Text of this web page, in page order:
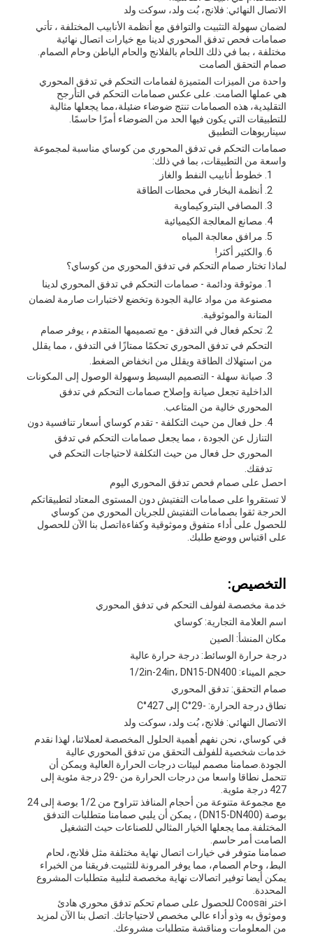
الاتصال النهائي: فلانج، بُت ولد، سوكت ولد
لضمان سهولة التثبيت والتوافق مع أنظمة الأنابيب المختلفة ، تأتي
صمامات فحص تدفق المحوري لدينا مع خيارات اتصال نهائية
مختلفة ، بما في ذلك اللحام بالفلانج والحام الباطن وحام الصمام.
صمام التحقق الصامت
واحدة من الميزات المتميزة لفمامات التحكم في تدفق المحوري
هي عملها الصامت. على عكس صمامات التحكم في التأرجح
التقليدية، هذه الصمامات تنتج ضوضاء ضئيلة،مما يجعلها مثالية
للتطبيقات التي يكون فيها الحد من الضوضاء أمرًا حاسمًا.
سيناريوهات التطبيق
صمامات التحكم في تدفق المحوري من كوساي مناسبة لمجموعة
واسعة من التطبيقات، بما في ذلك:
خطوط أنابيب النفط والغاز
أنظمة البخار في محطات الطاقة
المصافي البتروكيماوية
مصانع المعالجة الكيميائية
مرافق معالجة المياه
والكثير أكثر!
لماذا تختار صمام التحكم في تدفق المحوري من كوساي؟
موثوقة ودائمة - صمامات التحكم في تدفق المحوري لدينا
مصنوعة من مواد عالية الجودة وتخضع لاختبارات صارمة لضمان
المتانة والموثوقية.
تحكم فعال في التدفق - مع تصميمها المتقدم ، يوفر صمام
التحكم في تدفق المحوري تحكمًا ممتازًا في التدفق ، مما يقلل
من استهلاك الطاقة ويقلل من انخفاض الضغط.
صيانة سهلة - التصميم البسيط وسهولة الوصول إلى المكونات
الداخلية تجعل صيانة وإصلاح صمامات التحكم في تدفق
المحوري خالية من المتاعب.
حل فعال من حيث التكلفة - تقدم كوساي أسعار تنافسية دون
التنازل عن الجودة ، مما يجعل صمامات التحكم في تدفق
المحوري حل فعال من حيث التكلفة لاحتياجات التحكم في
تدفقك.
احصل على صمام فحص تدفق المحوري اليوم
لا تستقروا على صمامات التفتيش دون المستوى المعتاد لتطبيقاتكم
الحرجة ثقوا بصمامات التفتيش للجريان المحوري من كوساي
للحصول على أداء متفوق وموثوقية وكفاءةاتصل بنا الآن للحصول
على اقتباس ووضع طلبك.
التخصيص:
خدمة مخصصة لفولف التحكم في تدفق المحوري
اسم العلامة التجارية: كوساي
مكان المنشأ: الصين
درجة حرارة الوسائط: درجة حرارة عالية
حجم الميناء: 1/2in-24in، DN15-DN400
صمام التحقق: تدفق المحوري
نطاق درجة الحرارة: -29°C إلى 427°C
الاتصال النهائي: فلانج، بُت ولد، سوكت ولد
في كوساي، نحن نفهم أهمية الحلول المخصصة لعملائنا، لهذا نقدم
خدمات شخصية للفولف التحقق من تدفق المحوري عالية
الجودة.صمامنا مصمم لبيئات درجات الحرارة العالية ويمكن أن
تتحمل نطاقا واسعا من درجات الحرارة من -29 درجة مئوية إلى
427 درجة مئوية.
مع مجموعة متنوعة من أحجام المنافذ تتراوح من 1/2 بوصة إلى 24
بوصة (DN15-DN400) ، يمكن أن يلبي صمامنا متطلبات التدفق
المختلفة.مما يجعلها الخيار المثالي للصناعات حيث التشغيل
الصامت أمر حاسم.
صمامنا متوفر في خيارات اتصال نهاية مختلفة مثل فلانج، لحام
البط، وحام الصمام، مما يوفر المرونة للتثبيت.فريقنا من الخبراء
يمكن أيضا توفير اتصالات نهاية مخصصة لتلبية متطلبات المشروع
المحددة.
اختر Coosai للحصول على صمام تحكم تدفق محوري هادئ
وموثوق به وذو أداء عالي مخصص لاحتياجاتك. اتصل بنا الآن لمزيد
من المعلومات ومناقشة متطلبات مشروعك.